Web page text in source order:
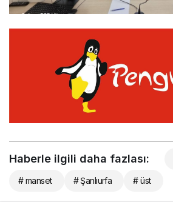
Haberle ilgili daha fazlası:
# manset # Şanlıurfa # üst